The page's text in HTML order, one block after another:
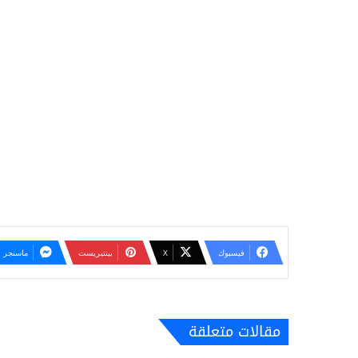
فيسبوك ‫X بينتيريست ماسنجر
مقالات متعلقة